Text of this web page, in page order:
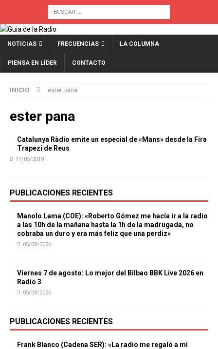
NOTICIAS FRECUENCIAS LA COLUMNA
PIENSA EN LÍDER CONTACTO
INICIO ester pana
ester pana
Catalunya Ràdio emite un especial de «Mans» desde la Fira
Trapezi de Reus
11/05/2019
PUBLICACIONES RECIENTES
Manolo Lama (COE): «Roberto Gómez me hacía ir a la radio
a las 10h de la mañana hasta la 1h de la madrugada, no
cobraba un duro y era más feliz que una perdiz»
05/08/2026
Viernes 7 de agosto: Lo mejor del Bilbao BBK Live 2026 en
Radio 3
05/08/2026
PUBLICACIONES RECIENTES
Frank Blanco (Cadena SER): «La radio me regaló a mi